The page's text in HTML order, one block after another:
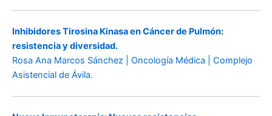
Inhibidores Tirosina Kinasa en Cáncer de Pulmón:
resistencia y diversidad.
Rosa Ana Marcos Sánchez | Oncología Médica | Complejo
Asistencial de Ávila.